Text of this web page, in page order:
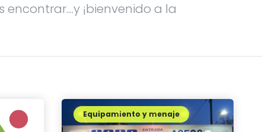
¡bienvenido a la
Equipamiento y menaje